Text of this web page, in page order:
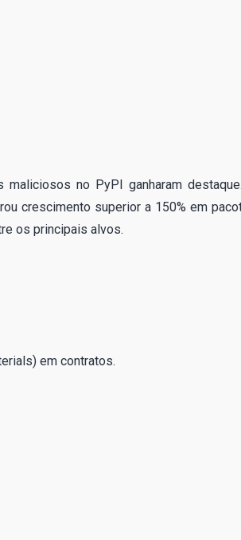
no PyPI ganharam
crescimento superior a 150% em
os principais alvos.
em contratos.